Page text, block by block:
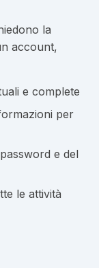
la
account,
e complete
per
e del
le attività